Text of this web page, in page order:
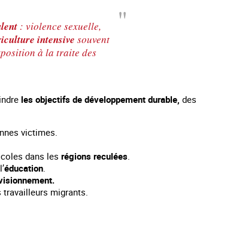
victime de traite
: violence sexuelle,
intensive souvent
à la traite des
les objectifs de développement durable, des
victimes.
dans les régions reculées
éducation
migrants.